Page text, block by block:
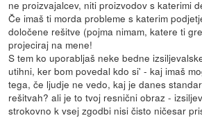
ne proizvajalcev, niti proizvodov s katerimi
Če imaš ti morda probleme s katerim
določene rešitve (pojma nimam, katere ti
projeciraj na mene!
S tem ko uporabljaš neke bedne
utihni, ker bom povedal kdo si' - kaj imaš
tega, če ljudje ne vedo, kaj je danes
rešitvah? ali je to tvoj resnični obraz -
strokovno k vsej zgodbi nisi čisto ničesar